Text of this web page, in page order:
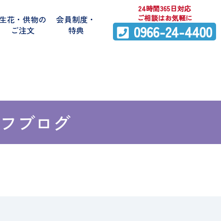
花・供物の
ご注文
会員制度・
特典
24時間365日対応
ご相談はお気軽に
0966-24-4400
ブログ